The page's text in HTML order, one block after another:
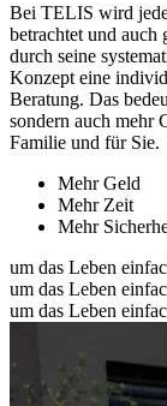
Bei TELIS wird
betrachtet und auch
durch seine
Konzept eine
Beratung. Das
sondern auch mehr
Familie und für Sie.
Mehr Geld
Mehr Zeit
Mehr
um das Leben
um das Leben
um das Leben